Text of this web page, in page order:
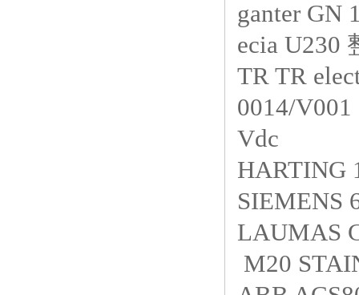
ganter GN
ecia U230
TR TR
0014/
Vdc
HARTING
SIEMENS
LAUMAS
M20